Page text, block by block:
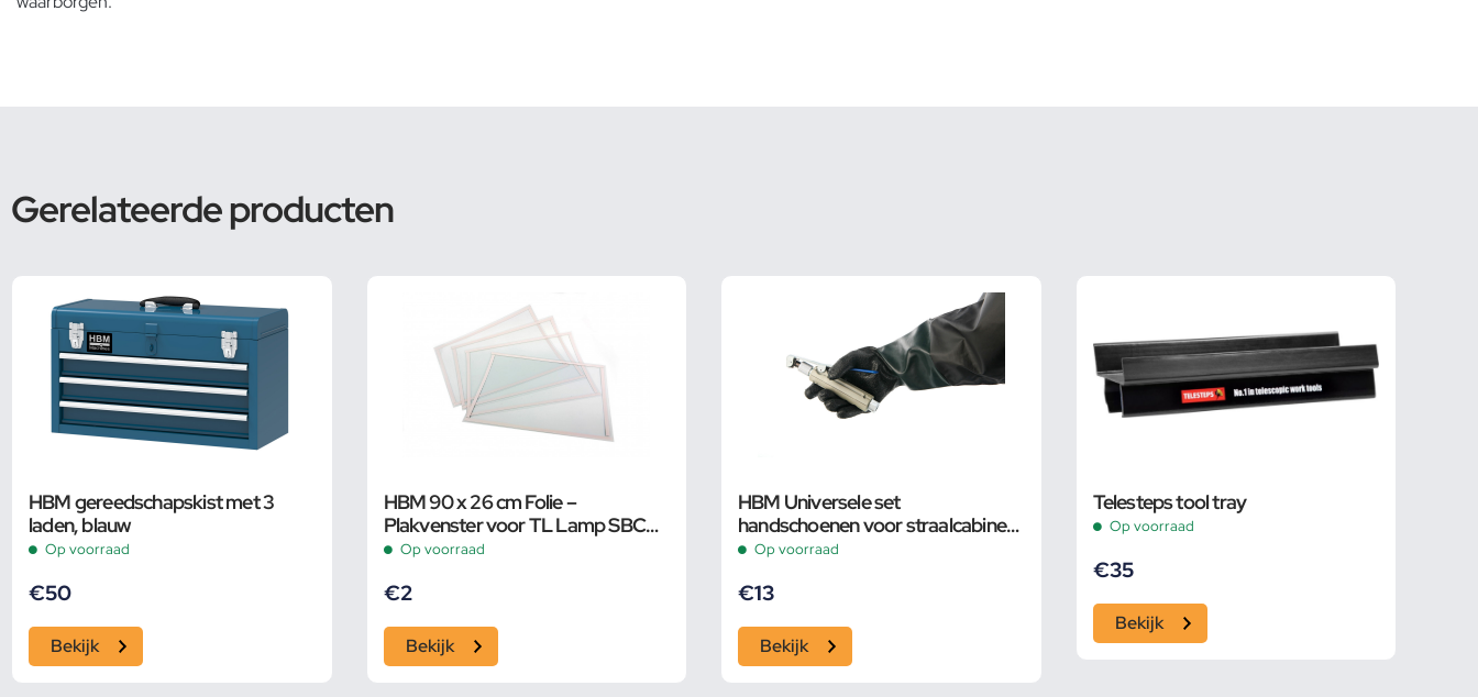
Gerelateerde producten
HBM gereedschapskist met 3
laden, blauw
Op voorraad
€50
Bekijk
HBM 90 x 26 cm Folie –
Plakvenster voor TL Lamp SBC
990Op voorraad
€2
Bekijk
HBM Universele set
handschoenen voor straalcabine
50 cm
Op voorraad
€13
Bekijk
Telesteps tool tray
Op voorraad
€35
Bekijk